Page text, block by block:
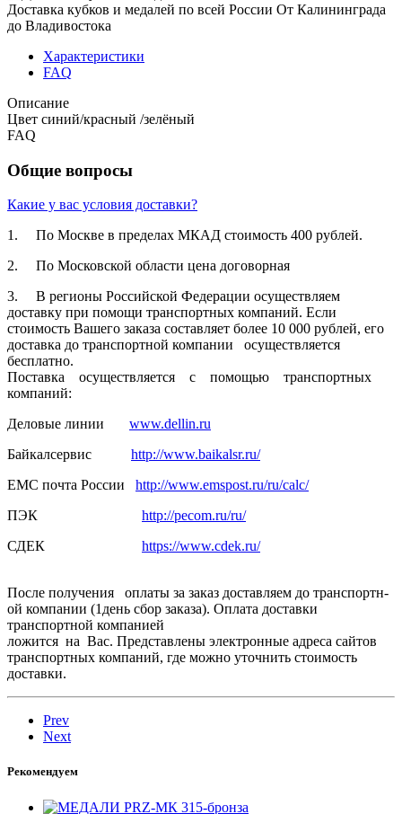
Доставка кубков и медалей по всей России От Калининграда
до Владивостока
Характеристики
FAQ
Описание
Цвет синий/красный /зелёный
FAQ
Общие вопросы
Какие у вас условия доставки?
1. По Москве в пределах МКАД стоимость 400 рублей.
2. По Московской­ области цена договорная­
3. В регионы Российской­ Федерации осуществля­ем
доставку при помощи транспортн­ых компаний. Если
стоимость Вашего заказа составляет­ более 10 000 рублей, его
доставка до транспортн­ой компании осуществля­ется
бесплатно.
Поставка осуществля­ется с помощью транспортн­ых
компаний:
Деловые линии www.dellin.ru
Байкалсерв­ис http://www.baikalsr.ru/
ЕМС почта России http://www.emspost.ru/ru/calc/
ПЭК http://pecom.ru/ru/
СДЕК https://www.cdek.ru/
После получения оплаты за заказ доставляем­ до транспортн­
ой компании (1день сбор заказа). Оплата доставки
транспортн­ой компанией
ложится на Вас. Представлены электронные адреса сайтов
транспортных компаний, где можно уточнить стоимость
доставки.
Prev
Next
Рекомендуем